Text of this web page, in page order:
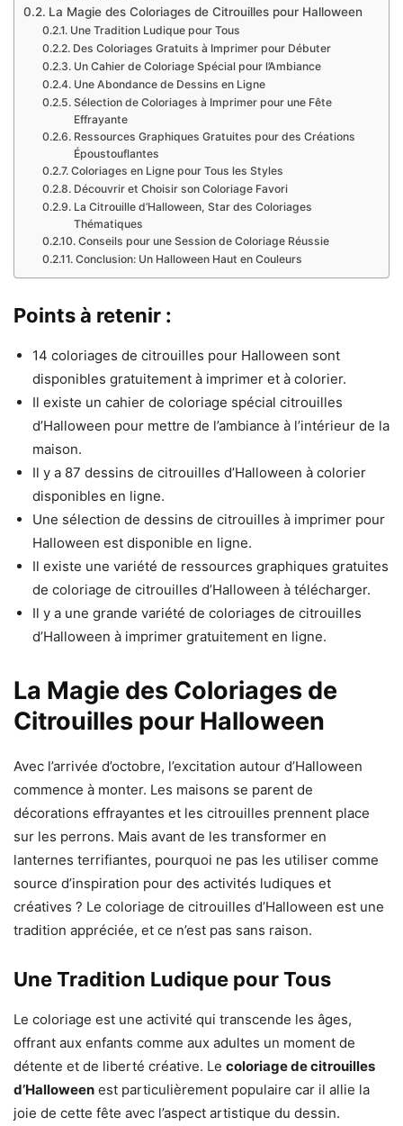
La Magie des Coloriages de Citrouilles pour Halloween
Une Tradition Ludique pour Tous
Des Coloriages Gratuits à Imprimer pour Débuter
Un Cahier de Coloriage Spécial pour l’Ambiance
Une Abondance de Dessins en Ligne
Sélection de Coloriages à Imprimer pour une Fête
Effrayante
Ressources Graphiques Gratuites pour des Créations
Époustouflantes
Coloriages en Ligne pour Tous les Styles
Découvrir et Choisir son Coloriage Favori
La Citrouille d’Halloween, Star des Coloriages
Thématiques
Conseils pour une Session de Coloriage Réussie
Conclusion: Un Halloween Haut en Couleurs
Points à retenir :
14 coloriages de citrouilles pour Halloween sont
disponibles gratuitement à imprimer et à colorier.
Il existe un cahier de coloriage spécial citrouilles
d’Halloween pour mettre de l’ambiance à l’intérieur de la
maison.
Il y a 87 dessins de citrouilles d’Halloween à colorier
disponibles en ligne.
Une sélection de dessins de citrouilles à imprimer pour
Halloween est disponible en ligne.
Il existe une variété de ressources graphiques gratuites
de coloriage de citrouilles d’Halloween à télécharger.
Il y a une grande variété de coloriages de citrouilles
d’Halloween à imprimer gratuitement en ligne.
La Magie des Coloriages de
Citrouilles pour Halloween
Avec l’arrivée d’octobre, l’excitation autour d’Halloween
commence à monter. Les maisons se parent de
décorations effrayantes et les citrouilles prennent place
sur les perrons. Mais avant de les transformer en
lanternes terrifiantes, pourquoi ne pas les utiliser comme
source d’inspiration pour des activités ludiques et
créatives ? Le coloriage de citrouilles d’Halloween est une
tradition appréciée, et ce n’est pas sans raison.
Une Tradition Ludique pour Tous
Le coloriage est une activité qui transcende les âges,
offrant aux enfants comme aux adultes un moment de
détente et de liberté créative. Le coloriage de citrouilles
d’Halloween est particulièrement populaire car il allie la
joie de cette fête avec l’aspect artistique du dessin.